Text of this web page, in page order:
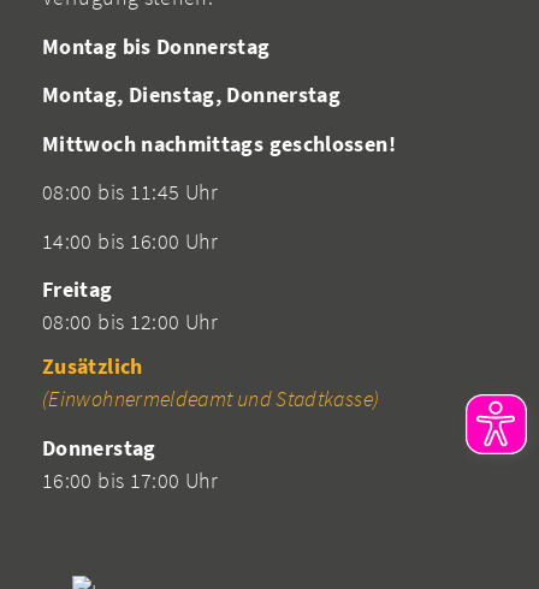
Montag bis Donnerstag
Montag, Dienstag, Donnerstag
Mittwoch nachmittags geschlossen!
08:00 bis 11:45 Uhr
14:00 bis 16:00 Uhr
Freitag
08:00 bis 12:00 Uhr
Zusätzlich
(Einwohnermeldeamt und Stadtkasse)
Donnerstag
16:00 bis 17:00 Uhr